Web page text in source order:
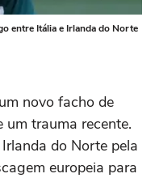
entre Itália e Irlanda do Norte
novo facho de
um trauma recente.
do Norte pela
europeia para